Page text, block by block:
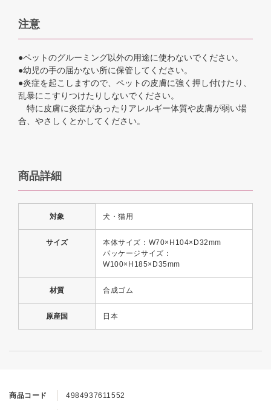
商品コード 4984937611552
注意
●ペットのグルーミング以外の用途に使わないでください。
●幼児の手の届かない所に保管してください。
●炎症を起こしますので、ペットの皮膚に強く押し付けたり、
乱暴にこすりつけたりしないでください。
特に皮膚に炎症があったりアレルギー体質や皮膚が弱い場
合、やさしくとかしてください。
商品詳細
対象 犬・猫用
サイズ
本体サイズ：W70×H104×D32mm
パッケージサイズ：
W100×H185×D35mm
材質 合成ゴム
原産国 日本